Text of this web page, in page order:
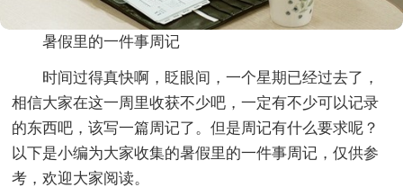
暑假里的一件事周记
时间过得真快啊，眨眼间，一个星期已经过去了，
相信大家在这一周里收获不少吧，一定有不少可以记录
的东西吧，该写一篇周记了。但是周记有什么要求呢？
以下是小编为大家收集的暑假里的一件事周记，仅供参
考，欢迎大家阅读。